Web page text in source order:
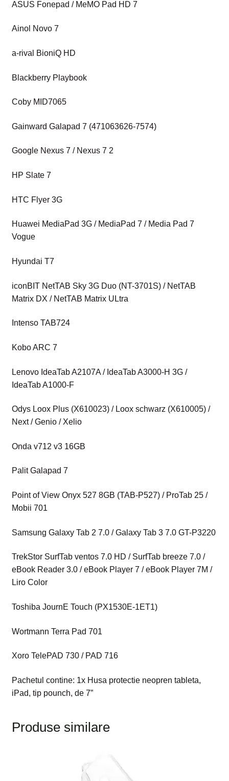
ASUS Fonepad / MeMO Pad HD 7
Ainol Novo 7
a-rival BioniQ HD
Blackberry Playbook
Coby MID7065
Gainward Galapad 7 (471063626-7574)
Google Nexus 7 / Nexus 7 2
HP Slate 7
HTC Flyer 3G
Huawei MediaPad 3G / MediaPad 7 / Media Pad 7
Vogue
Hyundai T7
iconBIT NetTAB Sky 3G Duo (NT-3701S) / NetTAB
Matrix DX / NetTAB Matrix ULtra
Intenso TAB724
Kobo ARC 7
Lenovo IdeaTab A2107A / IdeaTab A3000-H 3G /
IdeaTab A1000-F
Odys Loox Plus (X610023) / Loox schwarz (X610005) /
Next / Genio / Xelio
Onda v712 v3 16GB
Palit Galapad 7
Point of View Onyx 527 8GB (TAB-P527) / ProTab 25 /
Mobii 701
Samsung Galaxy Tab 2 7.0 / Galaxy Tab 3 7.0 GT-P3220
TrekStor SurfTab ventos 7.0 HD / SurfTab breeze 7.0 /
eBook Reader 3.0 / eBook Player 7 / eBook Player 7M /
Liro Color
Toshiba JournE Touch (PX1530E-1ET1)
Wortmann Terra Pad 701
Xoro TelePAD 730 / PAD 716
Pachetul contine: 1x Husa protectie neopren tableta,
iPad, tip pounch, de 7”
Produse similare